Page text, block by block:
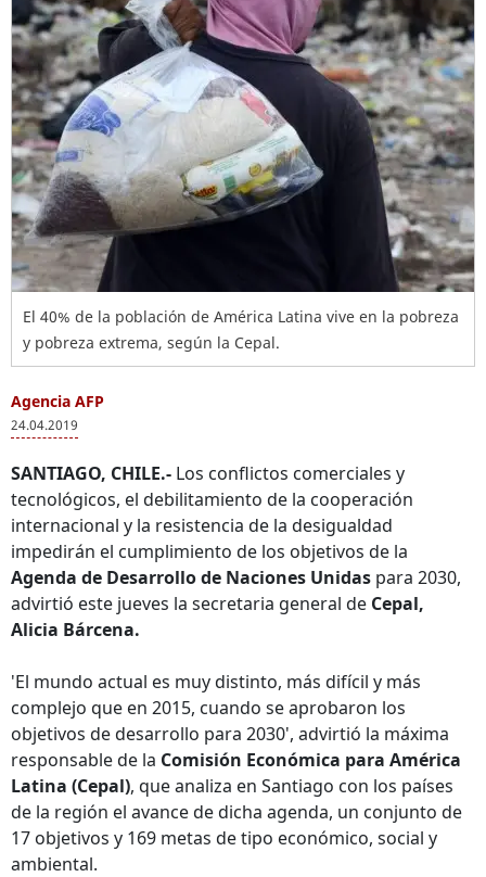
El 40% de la población de América Latina vive en la pobreza
y pobreza extrema, según la Cepal.
Agencia AFP
24.04.2019
SANTIAGO, CHILE.- Los conflictos comerciales y
tecnológicos, el debilitamiento de la cooperación
internacional y la resistencia de la desigualdad
impedirán el cumplimiento de los objetivos de la
Agenda de Desarrollo de Naciones Unidas para 2030,
advirtió este jueves la secretaria general de Cepal,
Alicia Bárcena.
'El mundo actual es muy distinto, más difícil y más
complejo que en 2015, cuando se aprobaron los
objetivos de desarrollo para 2030', advirtió la máxima
responsable de la Comisión Económica para América
Latina (Cepal), que analiza en Santiago con los países
de la región el avance de dicha agenda, un conjunto de
17 objetivos y 169 metas de tipo económico, social y
ambiental.